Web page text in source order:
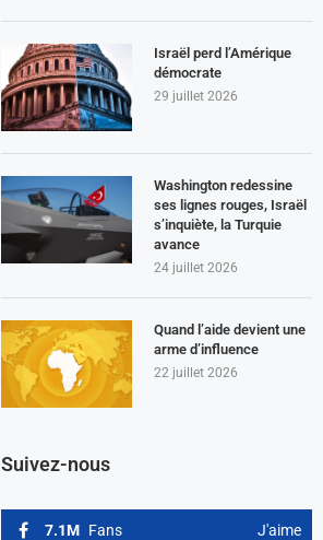
Israël perd l’Amérique
démocrate
29 juillet 2026
Washington redessine
ses lignes rouges, Israël
s’inquiète, la Turquie
avance
24 juillet 2026
Quand l’aide devient une
arme d’influence
22 juillet 2026
Suivez-nous
7.1M Fans J'aime